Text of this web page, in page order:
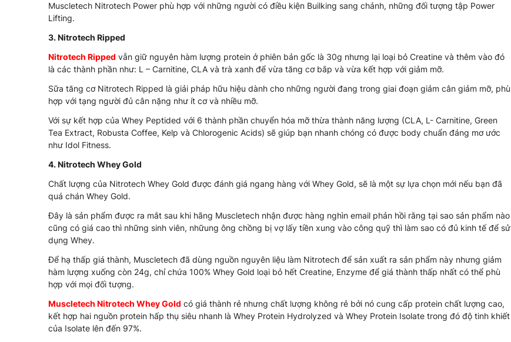
Muscletech Nitrotech Power phù hợp với những người có điều kiện Builking sang chảnh, những đối tượng tập Power
Lifting.
3. Nitrotech Ripped
Nitrotech Ripped vẫn giữ nguyên hàm lượng protein ở phiên bản gốc là 30g nhưng lại loại bỏ Creatine và thêm vào đó
là các thành phần như: L – Carnitine, CLA và trà xanh để vừa tăng cơ bắp và vừa kết hợp với giảm mỡ.
Sữa tăng cơ Nitrotech Ripped là giải pháp hữu hiệu dành cho những người đang trong giai đoạn giảm cân giảm mỡ, phù
hợp với tạng người đủ cân nặng như ít cơ và nhiều mỡ.
Với sự kết hợp của Whey Peptided với 6 thành phần chuyển hóa mỡ thừa thành năng lượng (CLA, L- Carnitine, Green
Tea Extract, Robusta Coffee, Kelp và Chlorogenic Acids) sẽ giúp bạn nhanh chóng có được body chuẩn đáng mơ ước
như Idol Fitness.
4. Nitrotech Whey Gold
Chất lượng của Nitrotech Whey Gold được đánh giá ngang hàng với Whey Gold, sẽ là một sự lựa chọn mới nếu bạn đã
quá chán Whey Gold.
Đây là sản phẩm được ra mắt sau khi hãng Muscletech nhận được hàng nghìn email phản hồi rằng tại sao sản phẩm nào
cũng có giá cao thì những sinh viên, nhữung ông chồng bị vợ lấy tiền xung vào công quỹ thì làm sao có đủ kinh tế để sử
dụng Whey.
Để hạ thấp giá thành, Muscletech đã dùng nguồn nguyên liệu làm Nitrotech để sản xuất ra sản phẩm này nhưng giảm
hàm lượng xuống còn 24g, chỉ chứa 100% Whey Gold loại bỏ hết Creatine, Enzyme để giá thành thấp nhất có thể phù
hợp với mọi đối tượng.
Muscletech Nitrotech Whey Gold có giá thành rẻ nhưng chất lượng không rẻ bởi nó cung cấp protein chất lượng cao,
kết hợp hai nguồn protein hấp thụ siêu nhanh là Whey Protein Hydrolyzed và Whey Protein Isolate trong đó độ tinh khiết
của Isolate lên đến 97%.